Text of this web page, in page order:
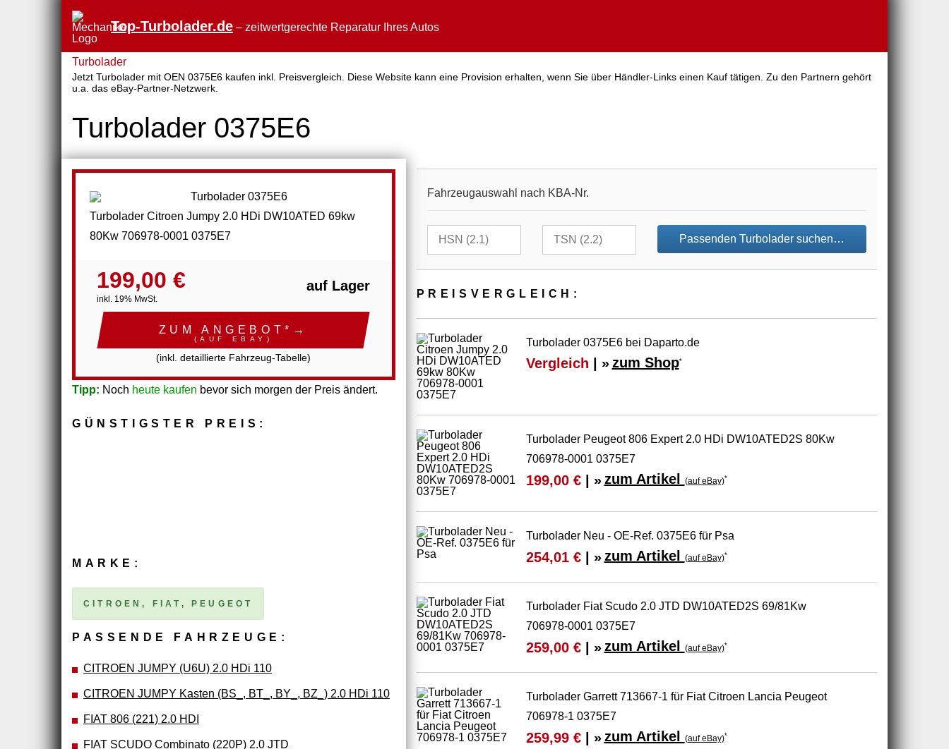
Top-Turbolader.de – zeitwertgerechte Reparatur Ihres Autos
Turbolader
Jetzt Turbolader mit OEN 0375E6 kaufen inkl. Preisvergleich. Diese Website kann eine Provision erhalten, wenn Sie über Händler-Links einen Kauf tätigen. Zu den Partnern gehört
u.a. das eBay-Partner-Netzwerk.
Turbolader 0375E6
Turbolader Citroen Jumpy 2.0 HDi DW10ATED 69kw
80Kw 706978-0001 0375E7
199,00 €
inkl. 19% MwSt.
auf Lager
ZUM ANGEBOT*→
(AUF EBAY)
(inkl. detaillierte Fahrzeug-Tabelle)
Tipp: Noch heute kaufen bevor sich morgen der Preis ändert.
GÜNSTIGSTER PREIS:
MARKE:
CITROEN, FIAT, PEUGEOT
PASSENDE FAHRZEUGE:
CITROEN JUMPY (U6U) 2.0 HDi 110
CITROEN JUMPY Kasten (BS_, BT_, BY_, BZ_) 2.0 HDi 110
FIAT 806 (221) 2.0 HDI
FIAT SCUDO Combinato (220P) 2.0 JTD
Fahrzeugauswahl nach KBA-Nr.
Passenden Turbolader suchen…
PREIS­VER­GLEICH:
Turbolader 0375E6 bei Daparto.de
Vergleich | » zum Shop*
Turbolader Peugeot 806 Expert 2.0 HDi DW10ATED2S 80Kw
706978-0001 0375E7
199,00 €| » zum Artikel (auf eBay)*
Turbolader Neu - OE-Ref. 0375E6 für Psa
254,01 €| » zum Artikel (auf eBay)*
Turbolader Fiat Scudo 2.0 JTD DW10ATED2S 69/81Kw
706978-0001 0375E7
259,00 €| » zum Artikel (auf eBay)*
Turbolader Garrett 713667-1 für Fiat Citroen Lancia Peugeot
706978-1 0375E7
259,99 €| » zum Artikel (auf eBay)*